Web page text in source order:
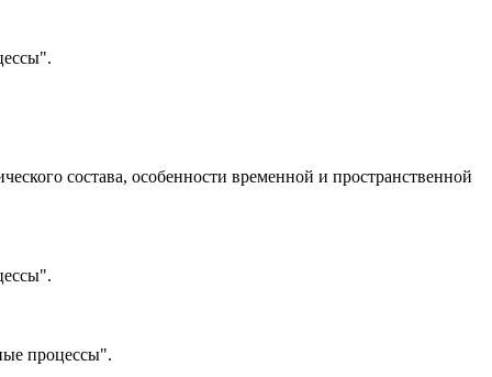
состава, особенности временной и пространственной
процессы".